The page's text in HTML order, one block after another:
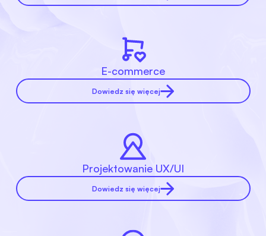
E-commerce
Dowiedz się więcej
Projektowanie UX/UI
Dowiedz się więcej